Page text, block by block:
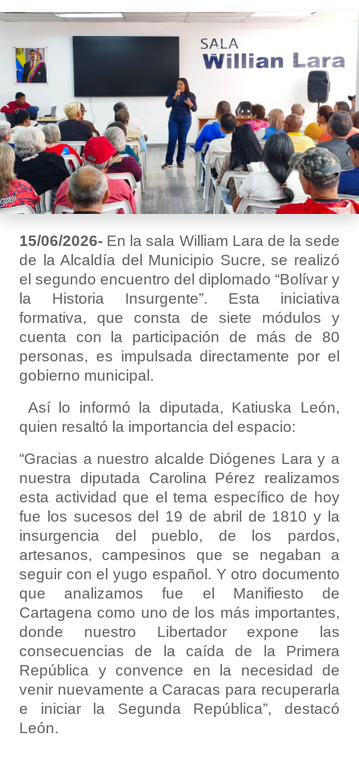
15/06/2026- En la sala William Lara de la sede
de la Alcaldía del Municipio Sucre, se realizó
el segundo encuentro del diplomado “Bolívar y
la Historia Insurgente”. Esta iniciativa
formativa, que consta de siete módulos y
cuenta con la participación de más de 80
personas, es impulsada directamente por el
gobierno municipal.
Así lo informó la diputada, Katiuska León,
quien resaltó la importancia del espacio:
“Gracias a nuestro alcalde Diógenes Lara y a
nuestra diputada Carolina Pérez realizamos
esta actividad que el tema específico de hoy
fue los sucesos del 19 de abril de 1810 y la
insurgencia del pueblo, de los pardos,
artesanos, campesinos que se negaban a
seguir con el yugo español. Y otro documento
que analizamos fue el Manifiesto de
Cartagena como uno de los más importantes,
donde nuestro Libertador expone las
consecuencias de la caída de la Primera
República y convence en la necesidad de
venir nuevamente a Caracas para recuperarla
e iniciar la Segunda República”, destacó
León.